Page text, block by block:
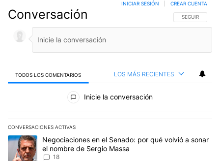
Conversación SIGA ESTA
SEGUIR
INICIAR SESIÓN CREAR CUENTA
TODOS LOS COMENTARIOS LOS MÁS RECIENTES
Todos los comentarios
Inicie la conversación
CONVERSACIONES ACTIVAS
Este listado muestra los artículos con más comentarios en los
Un artículo de tendencia con el título "Negociaciones en el
Negociaciones en el Senado: por qué volvió a sonar
el nombre de Sergio Massa
18